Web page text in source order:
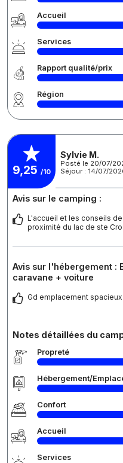
Accueil
Services
Rapport qualité/prix
Région
9,25 /10
Sylvie M.
Posté le 20/07/
Séjour : 14/07/
Avis sur le camping :
L'accueil et les conseils
proximité du lac de ste
Avis sur l'hébergement :
caravane + voiture
Gd emplacement spacieux
Notes détaillées du
Propreté
Hébergement/
Confort
Accueil
Services